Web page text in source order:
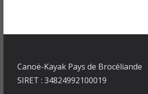
Canoë-Kayak Pays de Brocéliande
SIRET : 34824992100019